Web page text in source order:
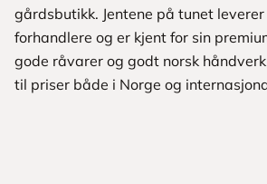
gårdsbutikk. Jentene på tunet
forhandlere og er kjent for sin
gode råvarer og godt norsk
til priser både i Norge og